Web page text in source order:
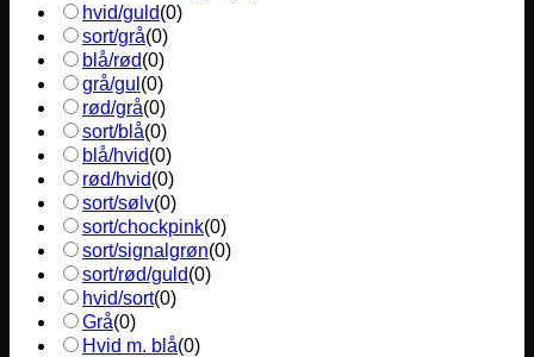
hvid/guld(0)
sort/grå(0)
blå/rød(0)
grå/gul (0)
rød/grå(0)
sort/blå(0)
blå/hvid(0)
rød/hvid(0)
sort/sølv(0)
sort/chockpink(0)
sort/signalgrøn(0)
sort/rød/guld(0)
hvid/sort(0)
Grå(0)
Hvid m. blå(0)